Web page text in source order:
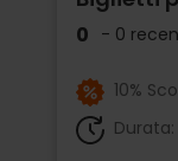
0 - 0
10%
Durata: